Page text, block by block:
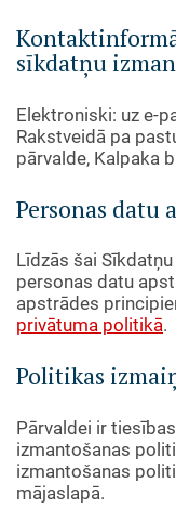
sīkdatņu
Elektroniski: uz e-
Rakstveidā pa
pārvalde, Kalpaka
Personas datu
Līdzās šai
personas datu
apstrādes
privātuma politikā.
Politikas
Pārvaldei ir
izmantošanas
izmantošanas
mājaslapā.